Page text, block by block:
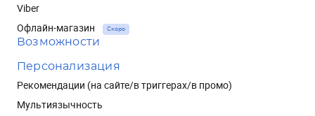
Viber
Офлайн-магазин
Скоро
Возможности
Персонализация
Рекомендации (на сайте/в триггерах/в промо)
Мультиязычность